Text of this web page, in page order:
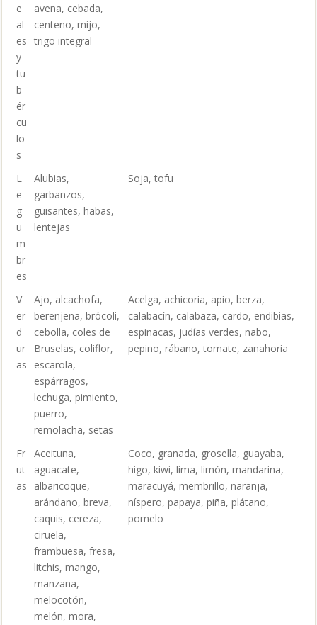
e
al
es
y
tu
b
ér
cu
lo
s
avena, cebada,
centeno, mijo,
trigo integral
L
e
g
u
m
br
es
Alubias,
garbanzos,
guisantes, habas,
lentejas
Soja, tofu
V
er
d
ur
as
Ajo, alcachofa,
berenjena, brócoli,
cebolla, coles de
Bruselas, coliflor,
escarola,
espárragos,
lechuga, pimiento,
puerro,
remolacha, setas
Acelga, achicoria, apio, berza,
calabacín, calabaza, cardo, endibias,
espinacas, judías verdes, nabo,
pepino, rábano, tomate, zanahoria
Fr
ut
as
Aceituna,
aguacate,
albaricoque,
arándano, breva,
caquis, cereza,
ciruela,
frambuesa, fresa,
litchis, mango,
manzana,
melocotón,
melón, mora,
Coco, granada, grosella, guayaba,
higo, kiwi, lima, limón, mandarina,
maracuyá, membrillo, naranja,
níspero, papaya, piña, plátano,
pomelo